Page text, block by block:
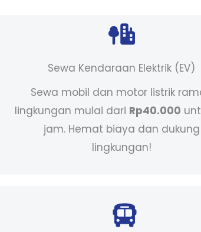
Sewa Kendaraan Elektrik (EV)
Sewa mobil dan motor listrik
lingkungan mulai dari Rp40.000
jam. Hemat biaya dan dukung
lingkungan!